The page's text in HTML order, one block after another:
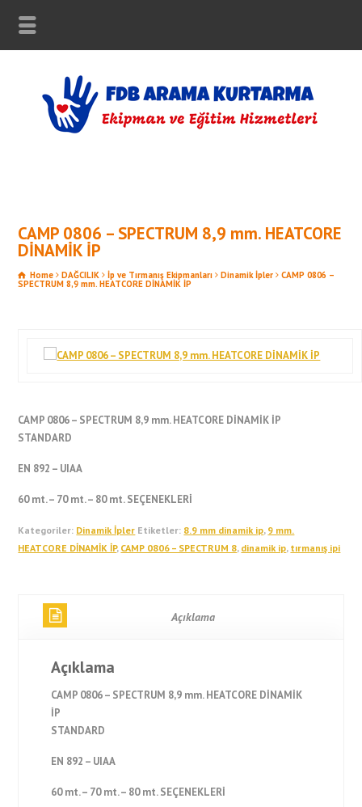
CAMP 0806 – SPECTRUM 8,9 mm. HEATCORE
DİNAMİK İP
Home DAĞCILIK İp ve Tırmanış Ekipmanları Dinamik İpler CAMP 0806 –
SPECTRUM 8,9 mm. HEATCORE DİNAMİK İP
CAMP 0806 – SPECTRUM 8,9 mm. HEATCORE DİNAMİK İP
STANDARD
EN 892 – UIAA
60 mt. – 70 mt. – 80 mt. SEÇENEKLERİ
Kategoriler: Dinamik İpler Etiketler: 8.9 mm dinamik ip, 9 mm.
HEATCORE DİNAMİK İP, CAMP 0806 – SPECTRUM 8, dinamik ip, tırmanış ipi
Açıklama
Açıklama
CAMP 0806 – SPECTRUM 8,9 mm. HEATCORE DİNAMİK
İP
STANDARD
EN 892 – UIAA
60 mt. – 70 mt. – 80 mt. SEÇENEKLERİ